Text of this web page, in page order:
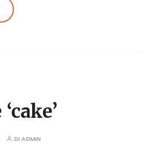
DIADMIN